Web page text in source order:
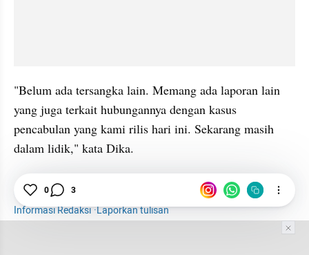
"Belum ada tersangka lain. Memang ada laporan lain
yang juga terkait hubungannya dengan kasus
pencabulan yang kami rilis hari ini. Sekarang masih
dalam lidik," kata Dika.
Jember
Informasi Redaksi·Laporkan tulisan
0 3